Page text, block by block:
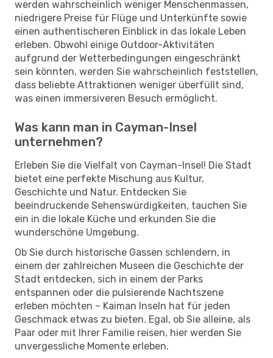
werden wahrscheinlich weniger Menschenmassen,
niedrigere Preise für Flüge und Unterkünfte sowie
einen authentischeren Einblick in das lokale Leben
erleben. Obwohl einige Outdoor-Aktivitäten
aufgrund der Wetterbedingungen eingeschränkt
sein könnten, werden Sie wahrscheinlich feststellen,
dass beliebte Attraktionen weniger überfüllt sind,
was einen immersiveren Besuch ermöglicht.
Was kann man in Cayman-Insel
unternehmen?
Erleben Sie die Vielfalt von Cayman-Insel! Die Stadt
bietet eine perfekte Mischung aus Kultur,
Geschichte und Natur. Entdecken Sie
beeindruckende Sehenswürdigkeiten, tauchen Sie
ein in die lokale Küche und erkunden Sie die
wunderschöne Umgebung.
Ob Sie durch historische Gassen schlendern, in
einem der zahlreichen Museen die Geschichte der
Stadt entdecken, sich in einem der Parks
entspannen oder die pulsierende Nachtszene
erleben möchten – Kaiman Inseln hat für jeden
Geschmack etwas zu bieten. Egal, ob Sie alleine, als
Paar oder mit Ihrer Familie reisen, hier werden Sie
unvergessliche Momente erleben.